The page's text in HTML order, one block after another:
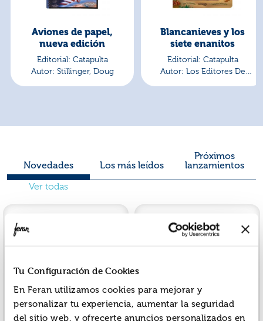
Tu Configuración de Cookies
En Feran utilizamos cookies para mejorar y
personalizar tu experiencia, aumentar la seguridad
del sitio web, y ofrecerte anuncios personalizados en
Aviones de papel,
nueva edición
Editorial: Catapulta
Autor: Stillinger, Doug
Blancanieves y los
siete enanitos
Editorial: Catapulta
Autor: Los Editores De
Novedades
Ver todas
Los más leídos
Próximos
lanzamientos
Legacy. donde todo es
Eclipses